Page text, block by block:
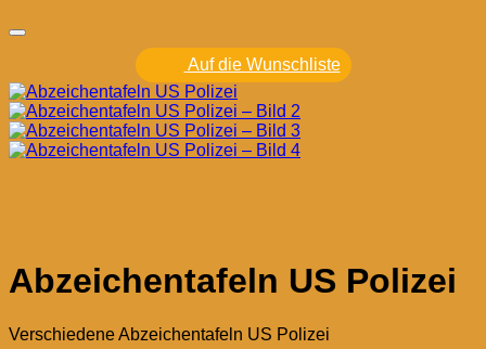
Auf die Wunschliste
Abzeichentafeln US Polizei
Verschiedene Abzeichentafeln US Polizei